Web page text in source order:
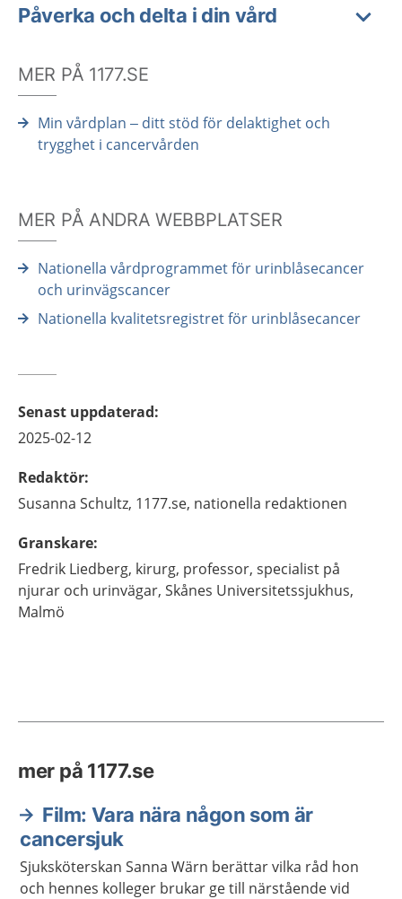
Påverka och delta i din vård
MER PÅ 1177.SE
Min vårdplan – ditt stöd för delaktighet och
trygghet i cancervården
MER PÅ ANDRA WEBBPLATSER
Nationella vårdprogrammet för urinblåsecancer
och urinvägscancer
Nationella kvalitetsregistret för urinblåsecancer
Senast uppdaterad:
2025-02-12
Redaktör:
Susanna Schultz, 1177.se, nationella redaktionen
Granskare:
Fredrik Liedberg, kirurg, professor, specialist på
njurar och urinvägar, Skånes Universitetssjukhus,
Malmö
mer på 1177.se
Film: Vara nära någon som är
cancersjuk
Sjuksköterskan Sanna Wärn berättar vilka råd hon
och hennes kolleger brukar ge till närstående vid